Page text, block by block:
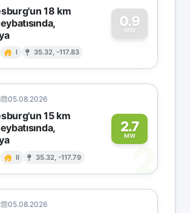
18 km
I 35.32, -117.83
0.9
MW
0
05.08.2026
15 km
II 35.32, -117.79
2.7
MW
2
05.08.2026